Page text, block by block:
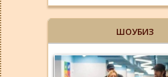
ШОУБИЗ